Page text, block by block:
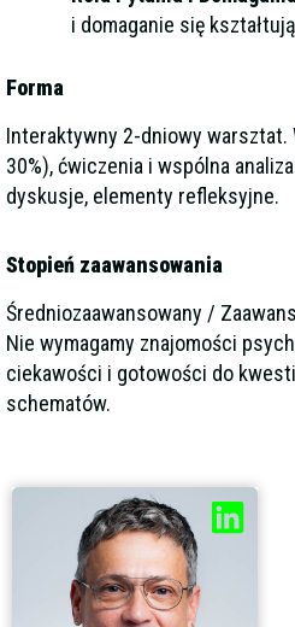
i domaganie się
Forma
Interaktywny 2-dniowy warsztat.
30%), ćwiczenia i wspólna
dyskusje, elementy refleksyjne.
Stopień zaawansowania
Średniozaawansowany /
Nie wymagamy znajomości
ciekawości i gotowości do
schematów.